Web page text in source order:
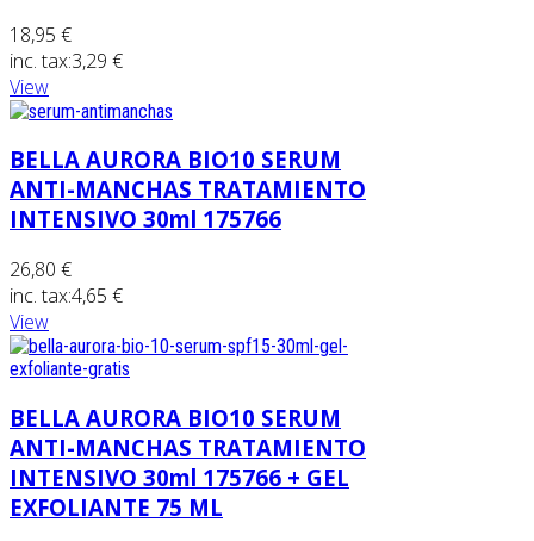
18,95 €
inc. tax:3,29 €
View
BELLA AURORA BIO10 SERUM
ANTI-MANCHAS TRATAMIENTO
INTENSIVO 30ml 175766
26,80 €
inc. tax:4,65 €
View
BELLA AURORA BIO10 SERUM
ANTI-MANCHAS TRATAMIENTO
INTENSIVO 30ml 175766 + GEL
EXFOLIANTE 75 ML